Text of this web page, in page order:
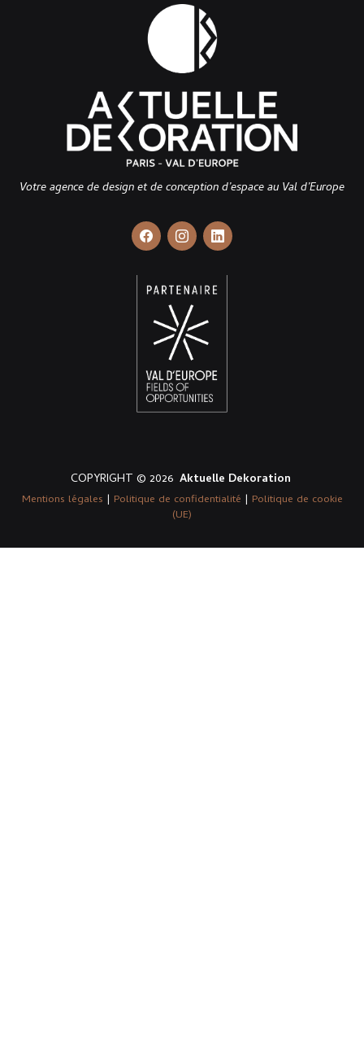
Votre agence de design et de conception d’espace au Val d’Europe
COPYRIGHT © 2026 Aktuelle Dekoration
Mentions légales | Politique de confidentialité | Politique de cookie
(UE)